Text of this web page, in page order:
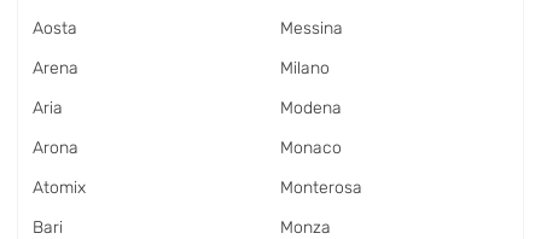
Aosta
Arena
Aria
Arona
Atomix
Bari
Messina
Milano
Modena
Monaco
Monterosa
Monza